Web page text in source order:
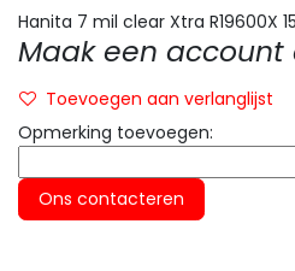
Hanita 7 mil clear Xtra R19600X
Maak een account
Toevoegen aan verlanglijst
Opmerking toevoegen:
Ons contacteren